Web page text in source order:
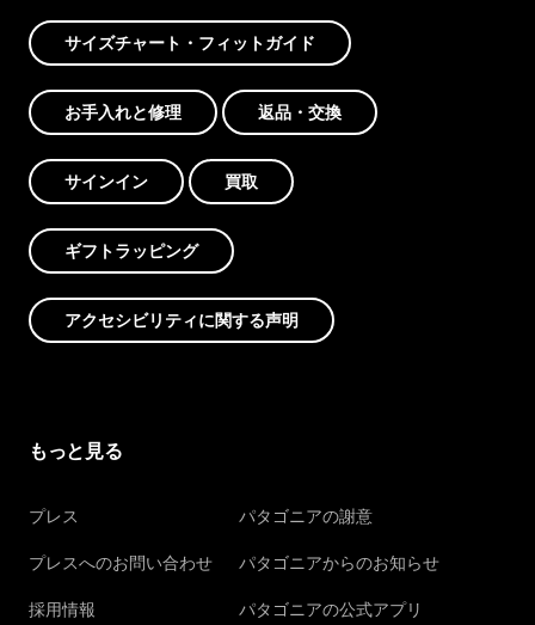
サイズチャート・フィットガイド
お手入れと修理 返品・交換
サインイン 買取
ギフトラッピング
アクセシビリティに関する声明
もっと見る
プレス
プレスへのお問い合わせ
採用情報
パタゴニアの謝意
パタゴニアからのお知らせ
パタゴニアの公式アプリ